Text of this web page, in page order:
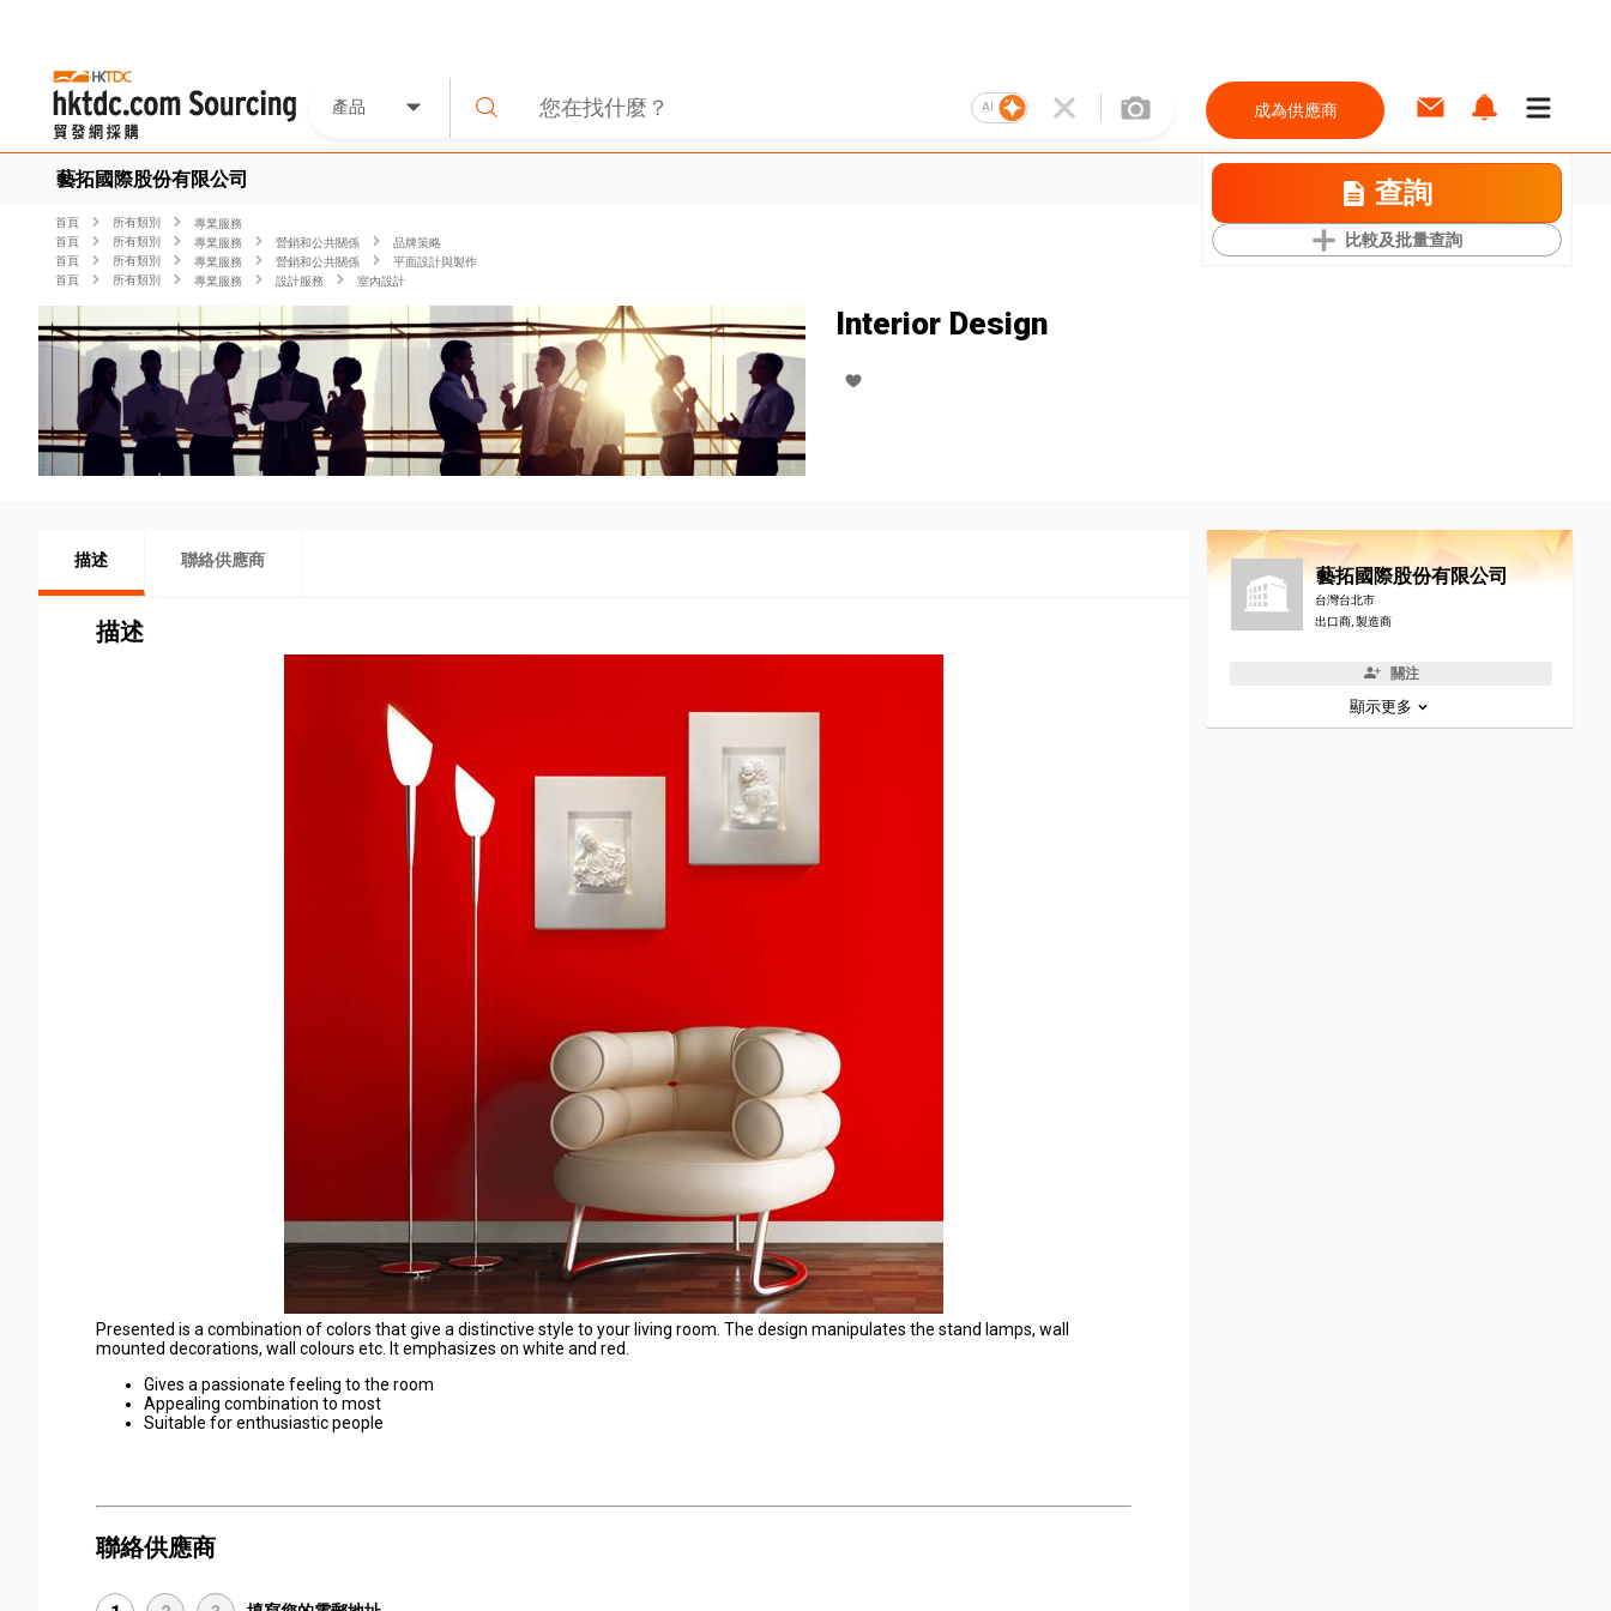
產品 AI 成為供應商
藝拓國際股份有限公司 查詢
比較及批量查詢
首頁 所有類別
專業服務
首頁
所有類別 專業服務 營銷和公共關係
品牌策略
首頁
所有類別 專業服務 營銷和公共關係
平面設計與製作
首頁
所有類別 專業服務 設計服務 室內設計
Interior Design
描述 聯絡供應商
描述
Presented is a combination of colors that give a distinctive style to your living room. The design manipulates the stand lamps, wall
mounted decorations, wall colours etc. It emphasizes on white and red.
Gives a passionate feeling to the room
Appealing combination to most
Suitable for enthusiastic people
聯絡供應商
藝拓國際股份有限公司
台灣台北市
出口商, 製造商
關注
顯示更多